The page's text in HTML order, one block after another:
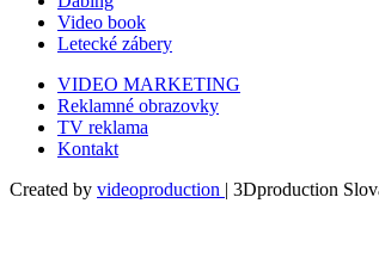
Video book
Letecké zábery
VIDEO MARKETING
Reklamné obrazovky
TV reklama
Kontakt
Created by videoproduction | 3Dproduction